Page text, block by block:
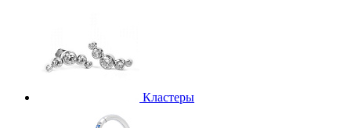
Кластеры